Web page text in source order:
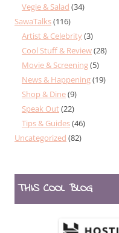
Vegie & Salad (34)
SawaTalks(116)
Artist & Celebrity(3)
Cool Stuff & Review(28)
Movie & Screening(5)
News & Happening(19)
Shop & Dine(9)
Speak Out(22)
Tips & Guides(46)
Uncategorized (82)
THIS COOL BLOG